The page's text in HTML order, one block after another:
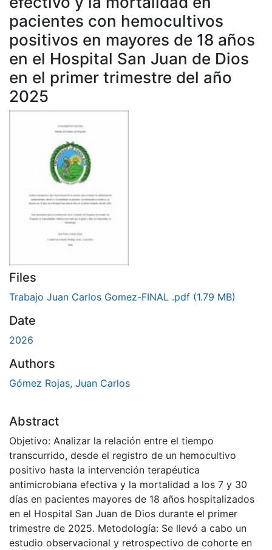
pacientes con hemocultivos
positivos en mayores de 18 años
en el Hospital San Juan de Dios
en el primer trimestre del año
2025
Files
Trabajo Juan Carlos Gomez-FINAL .pdf (1.79 MB)
Date
2026
Authors
Gómez Rojas, Juan Carlos
Abstract
Objetivo: Analizar la relación entre el tiempo
transcurrido, desde el registro de un hemocultivo
positivo hasta la intervención terapéutica
antimicrobiana efectiva y la mortalidad a los 7 y 30
días en pacientes mayores de 18 años hospitalizados
en el Hospital San Juan de Dios durante el primer
trimestre de 2025. Metodología: Se llevó a cabo un
estudio observacional y retrospectivo de cohorte en